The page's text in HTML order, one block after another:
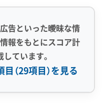
告といった曖昧な情
報をもとにスコア計
ています。
（29項目）を見る